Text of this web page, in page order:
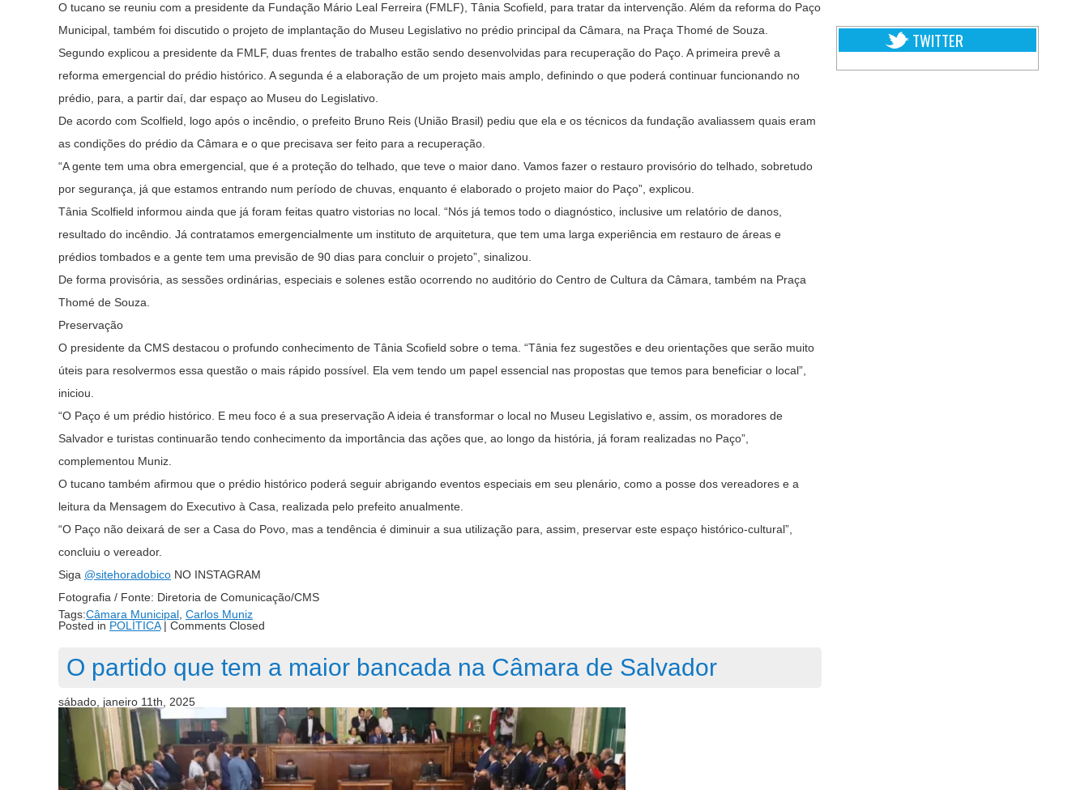
O tucano se reuniu com a presidente da Fundação Mário Leal Ferreira (FMLF), Tânia Scofield, para tratar da intervenção. Além da reforma do Paço
Municipal, também foi discutido o projeto de implantação do Museu Legislativo no prédio principal da Câmara, na Praça Thomé de Souza.
Segundo explicou a presidente da FMLF, duas frentes de trabalho estão sendo desenvolvidas para recuperação do Paço. A primeira prevê a
reforma emergencial do prédio histórico. A segunda é a elaboração de um projeto mais amplo, definindo o que poderá continuar funcionando no
prédio, para, a partir daí, dar espaço ao Museu do Legislativo.
De acordo com Scolfield, logo após o incêndio, o prefeito Bruno Reis (União Brasil) pediu que ela e os técnicos da fundação avaliassem quais eram
as condições do prédio da Câmara e o que precisava ser feito para a recuperação.
“A gente tem uma obra emergencial, que é a proteção do telhado, que teve o maior dano. Vamos fazer o restauro provisório do telhado, sobretudo
por segurança, já que estamos entrando num período de chuvas, enquanto é elaborado o projeto maior do Paço”, explicou.
Tânia Scolfield informou ainda que já foram feitas quatro vistorias no local. “Nós já temos todo o diagnóstico, inclusive um relatório de danos,
resultado do incêndio. Já contratamos emergencialmente um instituto de arquitetura, que tem uma larga experiência em restauro de áreas e
prédios tombados e a gente tem uma previsão de 90 dias para concluir o projeto”, sinalizou.
De forma provisória, as sessões ordinárias, especiais e solenes estão ocorrendo no auditório do Centro de Cultura da Câmara, também na Praça
Thomé de Souza.
Preservação
O presidente da CMS destacou o profundo conhecimento de Tânia Scofield sobre o tema. “Tânia fez sugestões e deu orientações que serão muito
úteis para resolvermos essa questão o mais rápido possível. Ela vem tendo um papel essencial nas propostas que temos para beneficiar o local”,
iniciou.
“O Paço é um prédio histórico. E meu foco é a sua preservação A ideia é transformar o local no Museu Legislativo e, assim, os moradores de
Salvador e turistas continuarão tendo conhecimento da importância das ações que, ao longo da história, já foram realizadas no Paço”,
complementou Muniz.
O tucano também afirmou que o prédio histórico poderá seguir abrigando eventos especiais em seu plenário, como a posse dos vereadores e a
leitura da Mensagem do Executivo à Casa, realizada pelo prefeito anualmente.
“O Paço não deixará de ser a Casa do Povo, mas a tendência é diminuir a sua utilização para, assim, preservar este espaço histórico-cultural”,
concluiu o vereador.
Siga @sitehoradobico NO INSTAGRAM
Fotografia / Fonte: Diretoria de Comunicação/CMS
Tags:Câmara Municipal Carlos Muniz
Posted in POLÍTICA| Comments Closed
O partido que tem a maior bancada na Câmara de Salvador
sábado, janeiro 11th, 2025
TWITTER